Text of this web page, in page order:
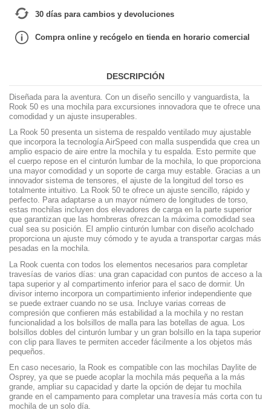
30 días para cambios y devoluciones
Compra online y recógelo en tienda en horario comercial
DESCRIPCIÓN
Diseñada para la aventura. Con un diseño sencillo y vanguardista, la
Rook 50 es una mochila para excursiones innovadora que te ofrece una
comodidad y un ajuste insuperables.
La Rook 50 presenta un sistema de respaldo ventilado muy ajustable
que incorpora la tecnología AirSpeed con malla suspendida que crea un
amplio espacio de aire entre la mochila y tu espalda. Esto permite que
el cuerpo repose en el cinturón lumbar de la mochila, lo que proporciona
una mayor comodidad y un soporte de carga muy estable. Gracias a un
innovador sistema de tensores, el ajuste de la longitud del torso es
totalmente intuitivo. La Rook 50 te ofrece un ajuste sencillo, rápido y
perfecto. Para adaptarse a un mayor número de longitudes de torso,
estas mochilas incluyen dos elevadores de carga en la parte superior
que garantizan que las hombreras ofrezcan la máxima comodidad sea
cual sea su posición. El amplio cinturón lumbar con diseño acolchado
proporciona un ajuste muy cómodo y te ayuda a transportar cargas más
pesadas en la mochila.
La Rook cuenta con todos los elementos necesarios para completar
travesías de varios días: una gran capacidad con puntos de acceso a la
tapa superior y al compartimento inferior para el saco de dormir. Un
divisor interno incorpora un compartimiento inferior independiente que
se puede extraer cuando no se usa. Incluye varias correas de
compresión que confieren más estabilidad a la mochila y no restan
funcionalidad a los bolsillos de malla para las botellas de agua. Los
bolsillos dobles del cinturón lumbar y un gran bolsillo en la tapa superior
con clip para llaves te permiten acceder fácilmente a los objetos más
pequeños.
En caso necesario, la Rook es compatible con las mochilas Daylite de
Osprey, ya que se puede acoplar la mochila más pequeña a la más
grande, ampliar su capacidad y darte la opción de dejar tu mochila
grande en el campamento para completar una travesía más corta con tu
mochila de un solo día.